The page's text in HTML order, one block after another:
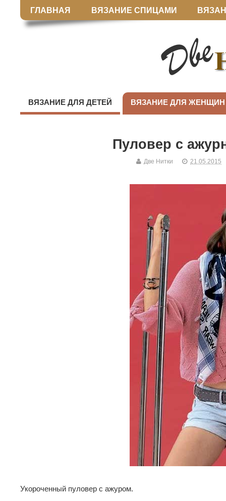
ГЛАВНАЯ ВЯЗАНИЕ СПИЦАМИ
ВЯЗАНИЕ ДЛЯ ДЕТЕЙ ВЯЗАНИЕ ДЛЯ ЖЕНЩИН
Пуловер с
Две Нитки 21.05.2015
Укороченный пуловер с ажуром.